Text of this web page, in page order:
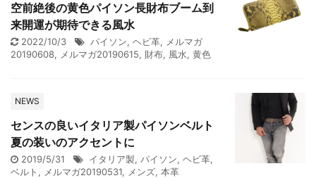
空前絶後の黄色パイソン長財布ブーム到
来開運が期待できる風水
2022/10/3 パイソン, ヘビ革, メルマガ
20190608, メルマガ20190615, 財布, 風水, 黄色
NEWS
センスの良いイタリア製パイソンベルト
夏の装いのアクセントに
2019/5/31 イタリア製, パイソン, ヘビ革,
ベルト , メルマガ20190531, メンズ, 本革